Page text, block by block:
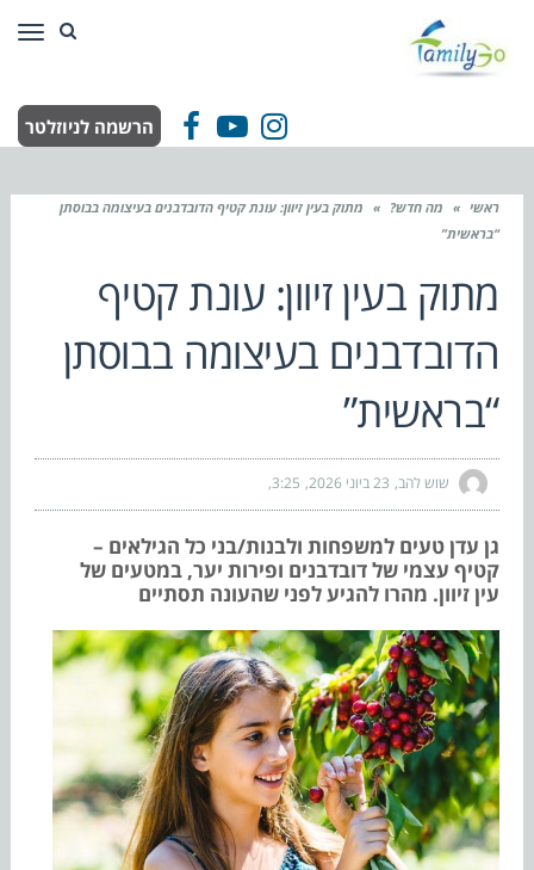
Facebook
YouTube
Instagram הרשמה לניוזלטר
ראשי » מה חדש? » מתוק בעין זיוון: עונת קטיף הדובדבנים בעיצומה בבוסתן
“בראשית”
מתוק בעין זיוון: עונת קטיף
הדובדבנים בעיצומה בבוסתן
“בראשית”
שוש להב 23 ביוני 2026 3:25
גן עדן טעים למשפחות ולבנות/בני כל הגילאים –
קטיף עצמי של דובדבנים ופירות יער, במטעים של
עין זיוון. מהרו להגיע לפני שהעונה תסתיים